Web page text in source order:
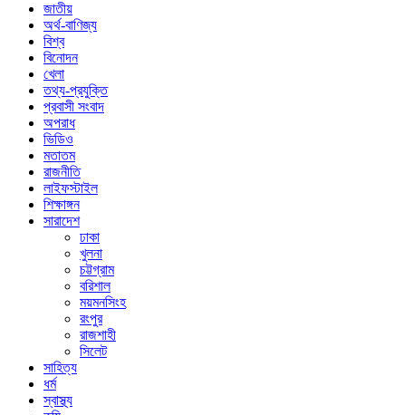
জাতীয়
অর্থ-বাণিজ্য
বিশ্ব
বিনোদন
খেলা
তথ্য-প্রযুক্তি
প্রবাসী সংবাদ
অপরাধ
ভিডিও
মতাতম
রাজনীতি
লাইফস্টাইল
শিক্ষাঙ্গন
সারাদেশ
ঢাকা
খুলনা
চট্টগ্রাম
বরিশাল
ময়মনসিংহ
রংপুর
রাজশাহী
সিলেট
সাহিত্য
ধর্ম
স্বাস্থ্য